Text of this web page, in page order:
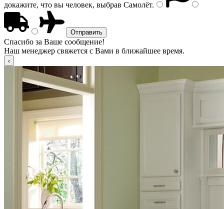
докажите, что вы человек, выбрав Самолёт.
Спасибо за Ваше сообщение!
Наш менеджер свяжется с Вами в ближайшее время.